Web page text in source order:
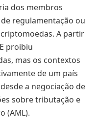
dos membros
regulamentação ou
A partir
proibiu
mas os contextos
de um país
a negociação de
sobre tributação e
(AML).